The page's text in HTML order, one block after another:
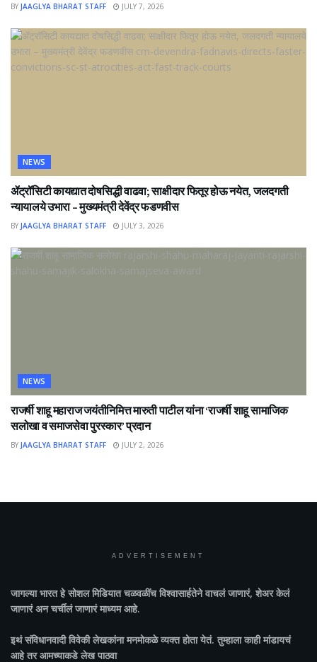
BY JAAGLYA BHARAT STAFF JULY 7, 2026
NEWS
ॲट्रॉसिटी कायद्यात दोषसिद्धी वाढवा; साक्षीदार फितूर होऊ नयेत, जलदगती
न्यायालये उभारा – मुख्यमंत्री देवेंद्र फडणवीस
BY JAAGLYA BHARAT STAFF JULY 3, 2026
NEWS
राजर्षी शाहू महाराज जयंतीनिमित्त मारुती पाटील यांना ‘राजर्षी शाहू सामाजिक
सलोखा व समाजसेवा पुरस्कार’ प्रदान
BY JAAGLYA BHARAT STAFF JULY 2, 2026
ADVERTISEMENT
जागल्या भारतहे सोशल मिडियात चळवळींच विश्वासार्हतेने वाचलं जाणारं, शेअर केलं
जाणारं अन चर्चीलं जाणारं माध्यम आहे.
इथं संविधानवादी विवेकी लेखकांना मनमोकळे व्यक्त होता येतं. तुम्हाला काही मांडायचं
आहे तर आमच्याकडे लेख पाठवा